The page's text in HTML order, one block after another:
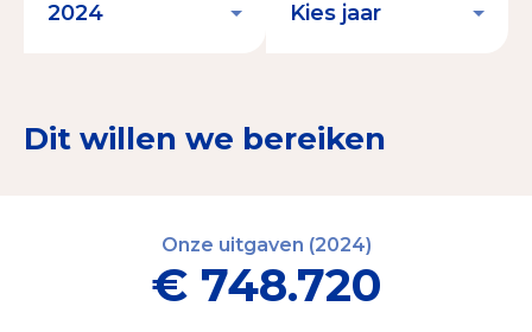
Dit willen we bereiken
Onze uitgaven (2024)
€ 748.720